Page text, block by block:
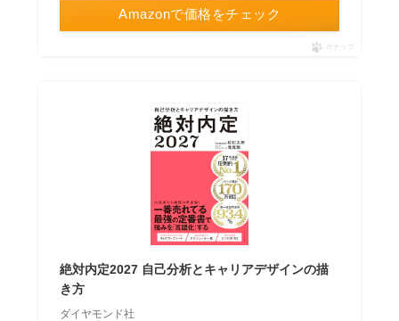
Amazonで価格をチェック
ポチップ
絶対内定2027 自己分析とキャリアデザインの描
き方
ダイヤモンド社